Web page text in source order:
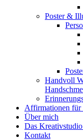
Poster &
Handvoll
Affirmationen für
Über mich
Das
Kontakt